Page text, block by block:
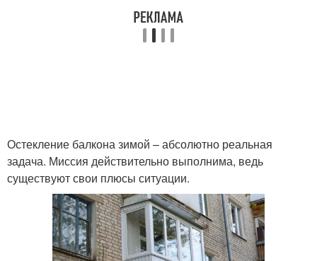
Остекление балкона зимой – абсолютно реальная
задача. Миссия действительно выполнима, ведь
существуют свои плюсы ситуации.